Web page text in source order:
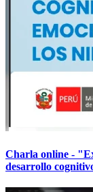
Charla online -
desarrollo